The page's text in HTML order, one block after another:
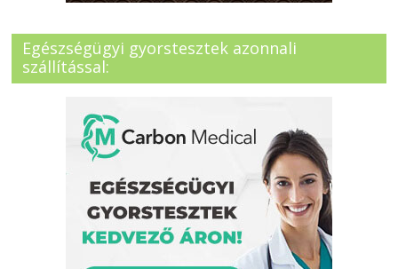
Egészségügyi gyorstesztek azonnali
szállítással: